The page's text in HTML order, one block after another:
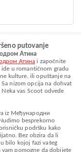
putovanje
Атина
Атина i započnite
u romantičnom gradu
kulture, ili opuštanje na
nizom opcija na dohvat
vas Scoot odvede
iz Међународни
besprekorno
podršku kako
Bez obzira da li
bilo kojoj fazi vašeg
pomogne da dobijete